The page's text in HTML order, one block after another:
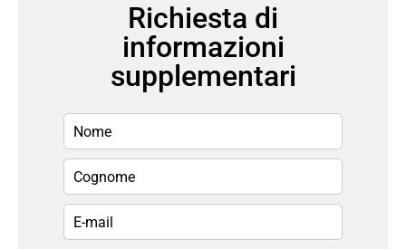
Richiesta di
informazioni
supplementari